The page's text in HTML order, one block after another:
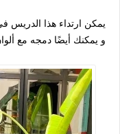
يمكن ارتداء هذا الدريس
و يمكنك أيضًا دمجه مع